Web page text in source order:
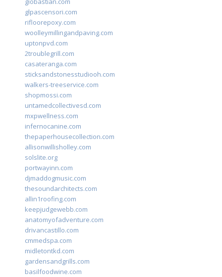
glpascensori.com
rifloorepoxy.com
woolleymillingandpaving.com
uptonpvd.com
2troublegrill.com
casateranga.com
sticksandstonesstudiooh.com
walkers-treeservice.com
shopmossi.com
untamedcollectivesd.com
mxpwellness.com
infernocanine.com
thepaperhousecollection.com
allisonwillisholley.com
solslite.org
portwayinn.com
djmaddogmusic.com
thesoundarchitects.com
allin1roofing.com
keepjudgewebb.com
anatomyofadventure.com
drivancastillo.com
cmmedspa.com
midletontkd.com
gardensandgrills.com
basilfoodwine.com